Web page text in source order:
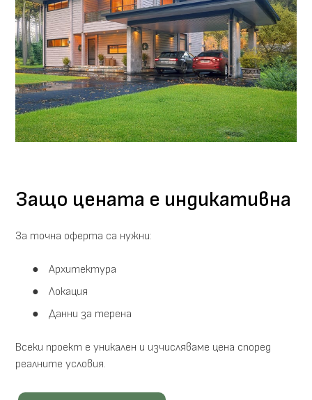
Защо цената е индикативна
За точна оферта са нужни:
Архитектура
Локация
Данни за терена
Всеки проект е уникален и изчисляваме цена според
реалните условия.